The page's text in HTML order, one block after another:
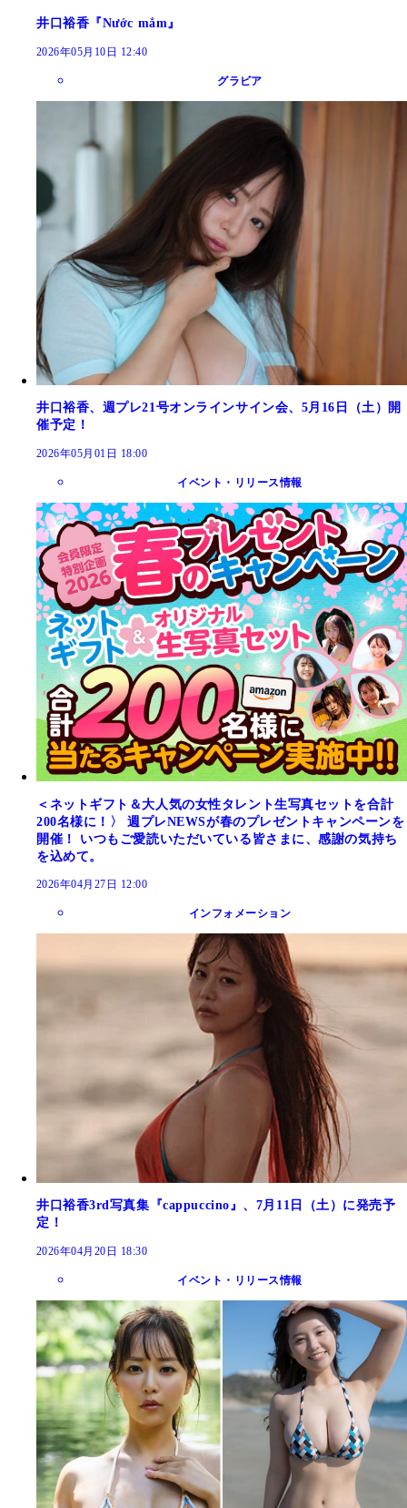
井口裕香『Nước mắm』
2026年05月10日 12:40
グラビア
井口裕香、週プレ21号オンラインサイン会、5月16日（土）開
催予定！
2026年05月01日 18:00
イベント・リリース情報
＜ネットギフト＆大人気の女性タレント生写真セットを合計
200名様に！〉 週プレNEWSが春のプレゼントキャンペーンを
開催！ いつもご愛読いただいている皆さまに、感謝の気持ち
を込めて。
2026年04月27日 12:00
インフォメーション
井口裕香3rd写真集『cappuccino』、7月11日（土）に発売予
定！
2026年04月20日 18:30
イベント・リリース情報